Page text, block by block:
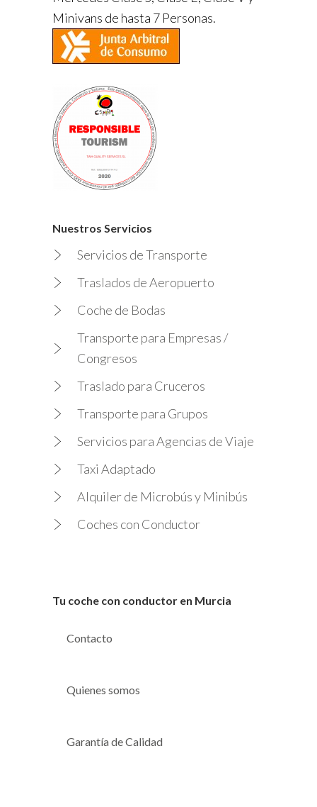
Minivans de hasta 7 Personas.
Nuestros Servicios
Servicios de Transporte
Traslados de Aeropuerto
Coche de Bodas
Transporte para Empresas /
Congresos
Traslado para Cruceros
Transporte para Grupos
Servicios para Agencias de Viaje
Taxi Adaptado
Alquiler de Microbús y Minibús
Coches con Conductor
Tu coche con conductor en Murcia
Contacto
Quienes somos
Garantía de Calidad